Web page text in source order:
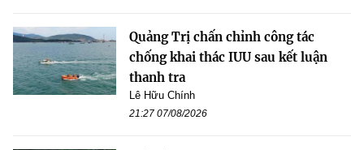
Quảng Trị chấn chỉnh công tác
chống khai thác IUU sau kết luận
thanh tra
Lê Hữu Chính
21:27 07/08/2026